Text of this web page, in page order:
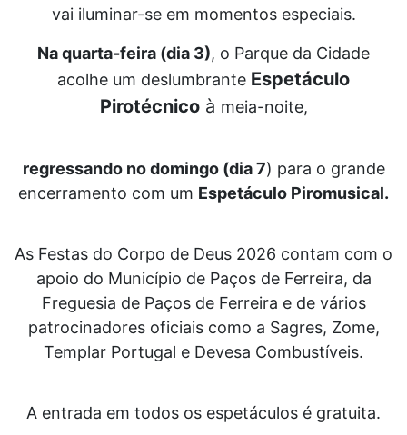
vai iluminar-se em momentos especiais.
Na quarta-feira (dia 3), o Parque da Cidade
acolhe um deslumbrante Espetáculo
Pirotécnicoà meia-noite,
regressando no domingo (dia 7) para o grande
encerramento com um Espetáculo Piromusical.
As Festas do Corpo de Deus 2026 contam com o
apoio do Município de Paços de Ferreira, da
Freguesia de Paços de Ferreira e de vários
patrocinadores oficiais como a Sagres, Zome,
Templar Portugal e Devesa Combustíveis.
A entrada em todos os espetáculos é gratuita.